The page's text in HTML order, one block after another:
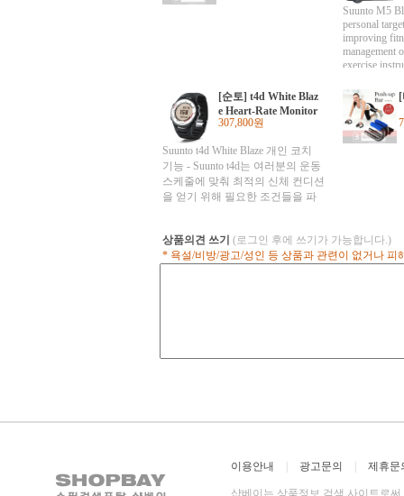
Suunto M5
personal
improving
management
exercise
adapting
next 7 days
guidance
time
Motivational
[순토] t4d White Blaz
e Heart-Rate Monitor
트레이닝용
307,800원
Suunto t4d White Blaze 개인 코치
기능 - Suunto t4d는 여러분의 운동
스케줄에 맞춰 최적의 신체 컨디션
을 얻기 위해 필요한 조건들을 파
간 트레이닝 효과 _ 최적의 POD
조건에서 속도, 거리 및 사이클링
순토 t4d- 24시간 함께 하는 코치
마나 빨리 움직여야 하나? 여기에
대한 해답과 훈련안내를 받기 위해
상품의견 쓰기 (로그인 후에 쓰기가 가능합니다.)
* 욕설/비방/광고/성인 등 상품과 관련이 없거나
이용안내 광고문의 제휴문
샵베이는 상품정보 검색 사이트로